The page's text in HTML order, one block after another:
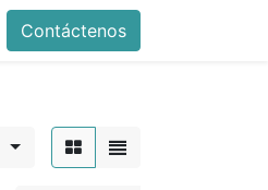
Contáctenos